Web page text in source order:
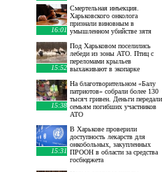
16:01
Смертельная инъекция.
Харьковского онколога
признали виновным в
умышленном убийстве зятя
15:52
Под Харьковом поселились
лебеди из зоны АТО. Птиц с
переломами крыльев
выхаживают в экопарке
15:38
На благотворительном «Балу
патриотов» собрали более 130
тысяч гривен. Деньги передали
семьям погибших участников
АТО
15:31
В Харькове проверили
доступность лекарств для
онкобольных, закупленных
ПРООН в области за средства
госбюджета